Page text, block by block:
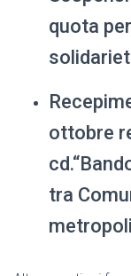
quota
ottobre
tra